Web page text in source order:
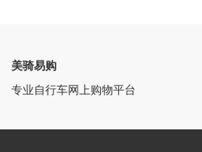
美骑易购
专业自行车网上购物平台